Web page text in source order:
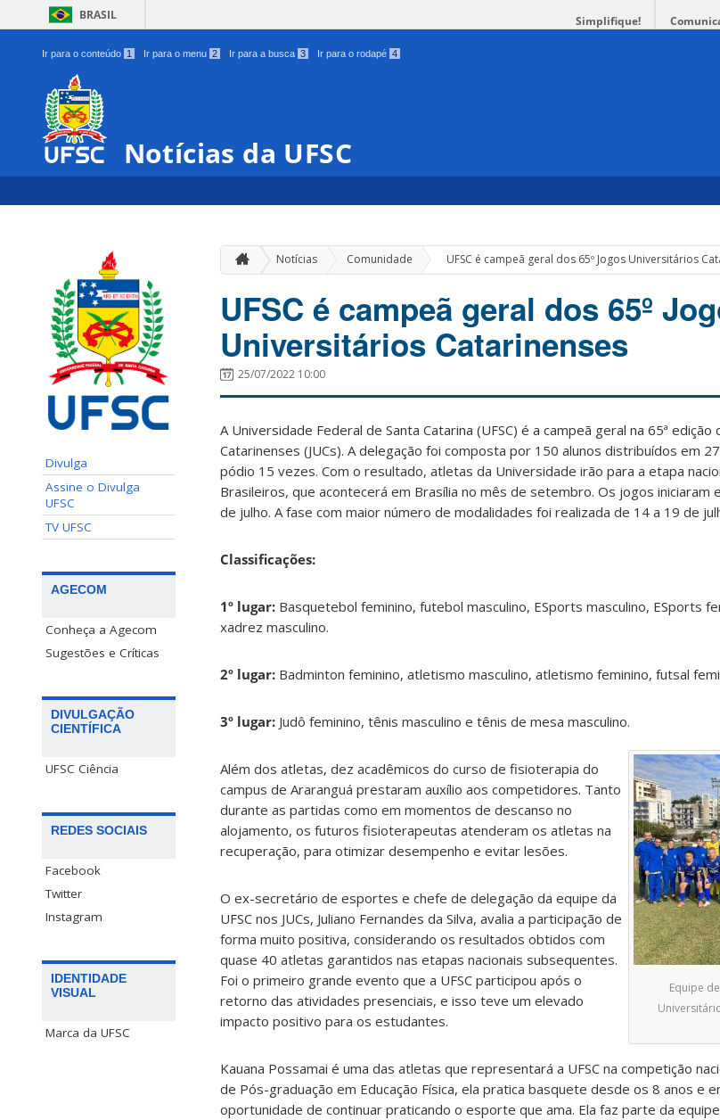
BRASIL Simplifique!
Ir para o conteúdo 1 Ir para o menu 2 Ir para a busca 3 Ir para o rodapé 4
Notícias da UFSC
Divulga
Assine o Divulga
UFSC
TV UFSC
AGECOM
Conheça a Agecom
Sugestões e Críticas
DIVULGAÇÃO
CIENTÍFICA
UFSC Ciência
REDES SOCIAIS
Facebook
Twitter
Instagram
IDENTIDADE
VISUAL
Marca da UFSC
Notícias Comunidade » UFSC é campeã geral dos 65º Jogos Universitários
UFSC é campeã geral dos 65º
Universitários Catarinenses
25/07/2022 10:00
A Universidade Federal de Santa Catarina (UFSC) é a campeã geral na 65ª
Catarinenses (JUCs). A delegação foi composta por 150 alunos distribuídos em
pódio 15 vezes. Com o resultado, atletas da Universidade irão para a etapa
Brasileiros, que acontecerá em Brasília no mês de setembro. Os jogos iniciaram
de julho. A fase com maior número de modalidades foi realizada de 14 a 19 de
Classificações:
1º lugar: Basquetebol feminino, futebol masculino, ESports masculino, ESports
xadrez masculino.
2º lugar: Badminton feminino, atletismo masculino, atletismo feminino, futsal
3º lugar: Judô feminino, tênis masculino e tênis de mesa masculino.
Equipe
Além dos atletas, dez acadêmicos do curso de fisioterapia do
campus de Araranguá prestaram auxílio aos competidores. Tanto
durante as partidas como em momentos de descanso no
alojamento, os futuros fisioterapeutas atenderam os atletas na
recuperação, para otimizar desempenho e evitar lesões.
O ex-secretário de esportes e chefe de delegação da equipe da
UFSC nos JUCs, Juliano Fernandes da Silva, avalia a participação de
forma muito positiva, considerando os resultados obtidos com
quase 40 atletas garantidos nas etapas nacionais subsequentes.
Foi o primeiro grande evento que a UFSC participou após o
retorno das atividades presenciais, e isso teve um elevado
impacto positivo para os estudantes.
Kauana Possamai é uma das atletas que representará a UFSC na competição
de Pós-graduação em Educação Física, ela pratica basquete desde os 8 anos e
oportunidade de continuar praticando o esporte que ama. Ela faz parte da